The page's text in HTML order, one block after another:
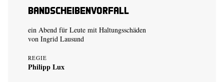
Bandscheibenvorfall
ein Abend für Leute mit Haltungsschäden
von Ingrid Lausund
REGIE
Philipp Lux